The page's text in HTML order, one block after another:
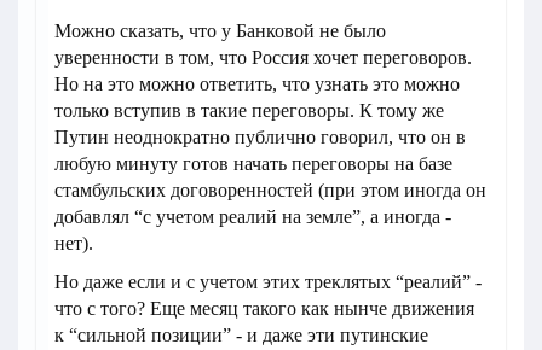
Можно сказать, что у Банковой не было
уверенности в том, что Россия хочет переговоров.
Но на это можно ответить, что узнать это можно
только вступив в такие переговоры. К тому же
Путин неоднократно публично говорил, что он в
любую минуту готов начать переговоры на базе
стамбульских договоренностей (при этом иногда он
добавлял “с учетом реалий на земле”, а иногда -
нет).
Но даже если и с учетом этих треклятых “реалий” -
что с того? Еще месяц такого как нынче движения
к “сильной позиции” - и даже эти путинские